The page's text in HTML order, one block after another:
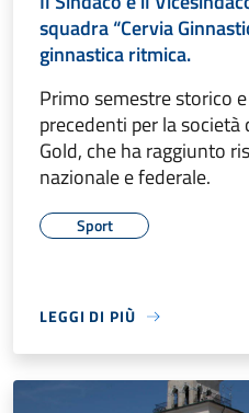
squadra “Cervia
ginnastica ritmica.
Primo semestre storico
precedenti per la
Gold, che ha raggiunto
nazionale e federale.
Sport
LEGGI DI PIÙ